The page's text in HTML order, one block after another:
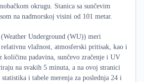
okrugu. Stanica sa sunčevim
na nadmorskoj visini od 101 metar.
(Weather Underground (WU)) meri
vlažnost, atmosferski pritisak, kao i
količinu padavina, sunčevo zračenje i UV
na svakih 5 minuta, a na ovoj stranici
i tabele merenja za poslednja 24 i